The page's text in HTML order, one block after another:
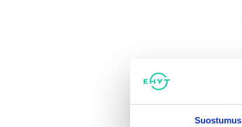
Suostumus